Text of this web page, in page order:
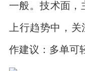
一般。技术面，
上行趋势中，
作建议：多单可